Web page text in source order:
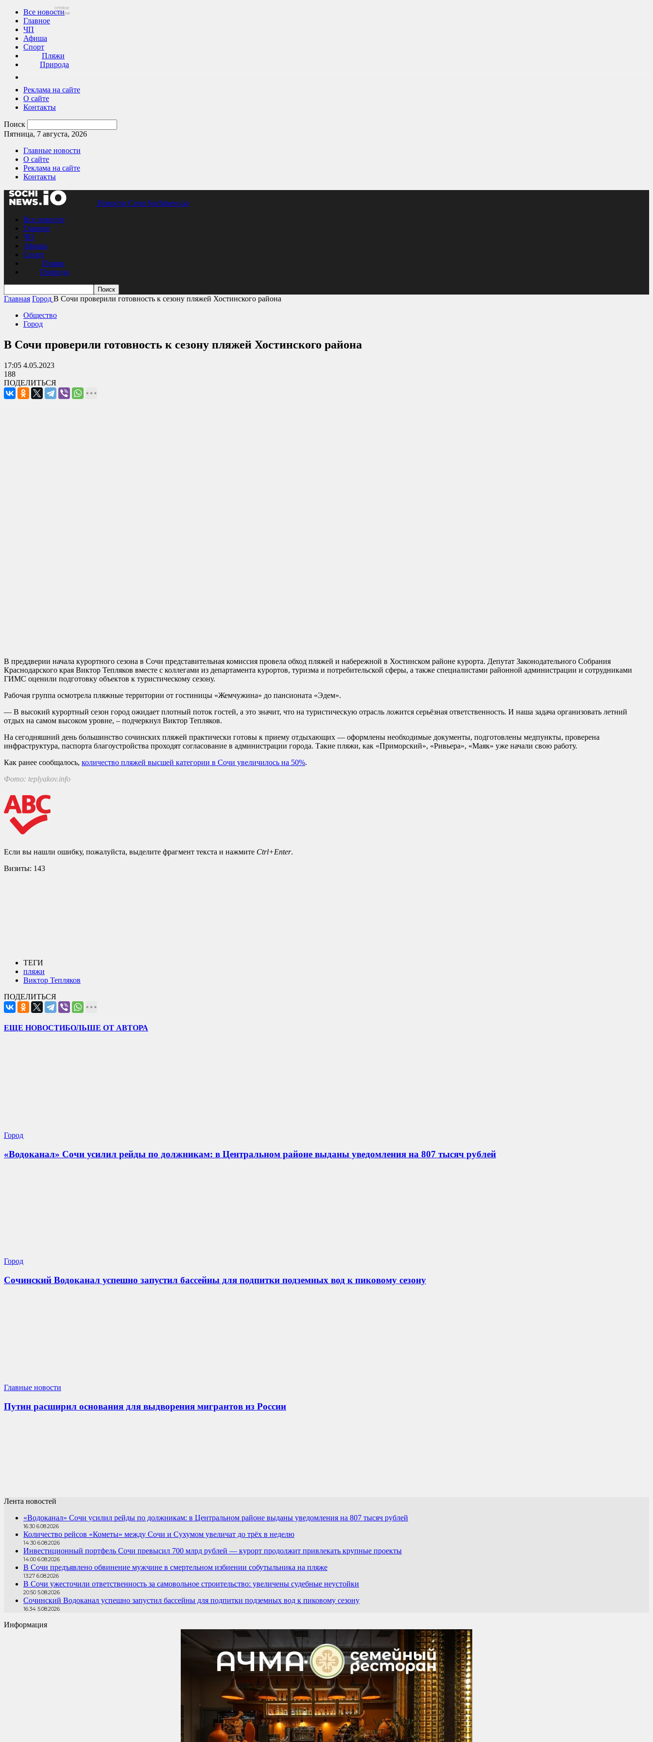
Все новости
Главное
ЧП
Афиша
Спорт
Пляжи
Природа
Реклама на сайте
О сайте
Контакты
Поиск
Пятница, 7 августа, 2026
Главные новости
О сайте
Реклама на сайте
Контакты
Новости Сочи Sochinews.io
сетевое
издание
Все новости
Главное
ЧП
Афиша
Спорт
Пляжи
Природа
Главная Город В Сочи проверили готовность к сезону пляжей Хостинского района
Общество
Город
В Сочи проверили готовность к сезону пляжей Хостинского района
17:05 4.05.2023
188
ПОДЕЛИТЬСЯ
В преддверии начала курортного сезона в Сочи представительная комиссия провела обход пляжей и набережной в Хостинском районе курорта. Депутат Законодательного Собрания
Краснодарского края Виктор Тепляков вместе с коллегами из департамента курортов, туризма и потребительской сферы, а также специалистами районной администрации и сотрудниками
ГИМС оценили подготовку объектов к туристическому сезону.
Рабочая группа осмотрела пляжные территории от гостиницы «Жемчужина» до пансионата «Эдем».
— В высокий курортный сезон город ожидает плотный поток гостей, а это значит, что на туристическую отрасль ложится серьёзная ответственность. И наша задача организовать летний
отдых на самом высоком уровне, – подчеркнул Виктор Тепляков.
На сегодняшний день большинство сочинских пляжей практически готовы к приему отдыхающих — оформлены необходимые документы, подготовлены медпункты, проверена
инфраструктура, паспорта благоустройства проходят согласование в администрации города. Такие пляжи, как «Приморский», «Ривьера», «Маяк» уже начали свою работу.
Как ранее сообщалось, количество пляжей высшей категории в Сочи увеличилось на 50%.
Фото: teplyakov.info
Если вы нашли ошибку, пожалуйста, выделите фрагмент текста и нажмите Ctrl+Enter.
Визиты: 143
ТЕГИ
пляжи
Виктор Тепляков
ПОДЕЛИТЬСЯ
ЕЩЕ НОВОСТИБОЛЬШЕ ОТ АВТОРА
Город
«Водоканал» Сочи усилил рейды по должникам: в Центральном районе выданы уведомления на 807 тысяч рублей
Город
Сочинский Водоканал успешно запустил бассейны для подпитки подземных вод к пиковому сезону
Главные новости
Путин расширил основания для выдворения мигрантов из России
Лента новостей
«Водоканал» Сочи усилил рейды по должникам: в Центральном районе выданы уведомления на 807 тысяч рублей
16:30 6.08.2026
Количество рейсов «Кометы» между Сочи и Сухумом увеличат до трёх в неделю
14:30 6.08.2026
Инвестиционный портфель Сочи превысил 700 млрд рублей — курорт продолжит привлекать крупные проекты
14:00 6.08.2026
В Сочи предъявлено обвинение мужчине в смертельном избиении собутыльника на пляже
13:27 6.08.2026
В Сочи ужесточили ответственность за самовольное строительство: увеличены судебные неустойки
20:50 5.08.2026
Сочинский Водоканал успешно запустил бассейны для подпитки подземных вод к пиковому сезону
16:34 5.08.2026
Информация